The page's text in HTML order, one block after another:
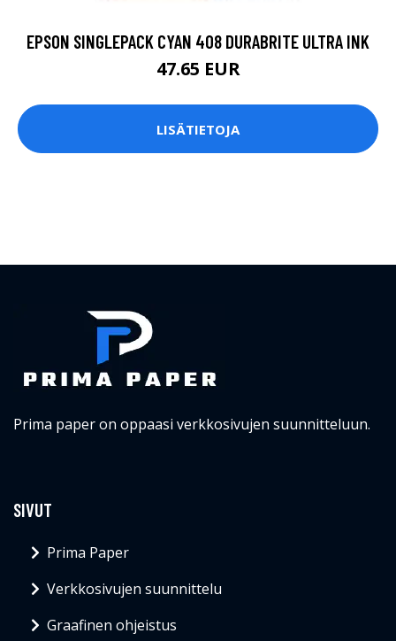
EPSON SINGLEPACK CYAN 408 DURABRITE ULTRA INK
47.65 EUR
LISÄTIETOJA
Prima paper on oppaasi verkkosivujen suunnitteluun.
SIVUT
Prima Paper
Verkkosivujen suunnittelu
Graafinen ohjeistus